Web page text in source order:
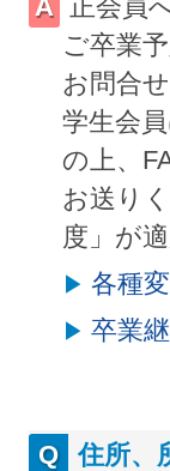
正会員
ご卒業
お問合
学生会
の上、
お送り
度」が
各種
卒業
住所、